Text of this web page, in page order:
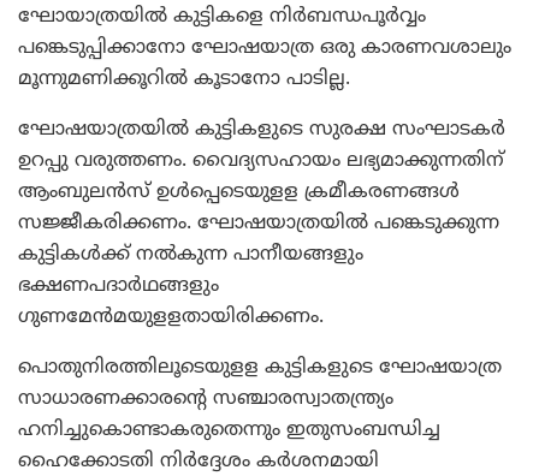
ഘോയാത്രയില്‍ കുട്ടികളെ നിര്‍ബന്ധപൂര്‍വ്വം
പങ്കെടുപ്പിക്കാനോ ഘോഷയാത്ര ഒരു കാരണവശാലും
മൂന്നുമണിക്കൂറില്‍ കൂടാനോ പാടില്ല.
ഘോഷയാത്രയില്‍ കുട്ടികളുടെ സുരക്ഷ സംഘാടകര്‍
ഉറപ്പു വരുത്തണം. വൈദ്യസഹായം ലഭ്യമാക്കുന്നതിന്
ആംബുലന്‍സ് ഉള്‍പ്പെടെയുളള ക്രമീകരണങ്ങള്‍
സജ്ജീകരിക്കണം. ഘോഷയാത്രയില്‍ പങ്കെടുക്കുന്ന
കുട്ടികള്‍ക്ക് നല്‍കുന്ന പാനീയങ്ങളും
ഭക്ഷണപദാര്‍ഥങ്ങളും
ഗുണമേന്‍മയുളളതായിരിക്കണം.
പൊതുനിരത്തിലൂടെയുളള കുട്ടികളുടെ ഘോഷയാത്ര
സാധാരണക്കാരന്റെ സഞ്ചാരസ്വാതന്ത്ര്യം
ഹനിച്ചുകൊണ്ടാകരുതെന്നും ഇതുസംബന്ധിച്ച
ഹൈക്കോടതി നിര്‍ദ്ദേശം കര്‍ശനമായി